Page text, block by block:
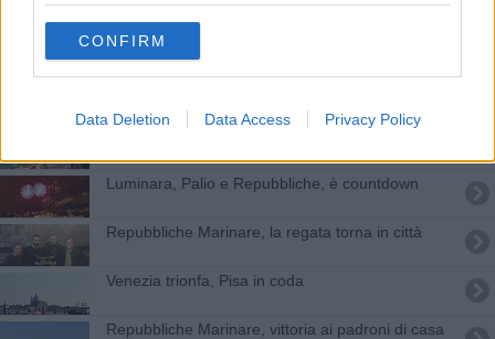
CONFIRM
Data Deletion Data Access Privacy Policy
Il Galeone Rosso ricevuto in Consiglio comunale
Luminara, Palio e Repubbliche, è countdown
Repubbliche Marinare, la regata torna in città
Venezia trionfa, Pisa in coda
Repubbliche Marinare, vittoria ai padroni di casa